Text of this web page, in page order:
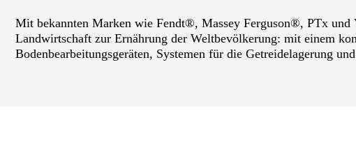
Mit bekannten Marken wie Fendt®, Massey Ferguson®, PTx
Landwirtschaft zur Ernährung der Weltbevölkerung: mit einem
Bodenbearbeitungsgeräten, Systemen für die Getreidelagerung